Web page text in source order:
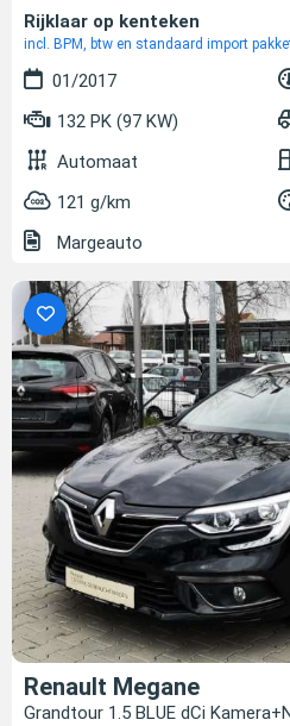
Rijklaar op kenteken
incl. BPM, btw en standaard import
01/2017
132 PK (97 KW)
Automaat
121 g/km
Margeauto
Renault Megane
Grandtour 1.5 BLUE dCi